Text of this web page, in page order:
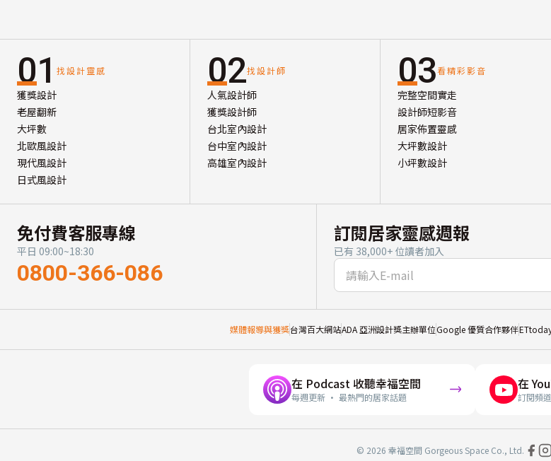
01 找設計靈感
獲獎設計
老屋翻新
大坪數
北歐風設計
現代風設計
日式風設計
02找設計師
人氣設計師
獲獎設計師
台北室內設計
台中室內設計
高雄室內設計
03看精彩影音
完整空間實走
設計師短影音
居家佈置靈感
大坪數設計
小坪數設計
免付費客服專線
平日 09:00~18:30
0800-366-086
訂閱居家靈感週報
已有 38,000+ 位讀者加入
媒體報導與獲獎台灣百大網站ADA 亞洲設計獎主辦單位Google 優質合作夥伴
在 Podcast 收聽幸福空間
每週更新 · 最熱門的居家話題
在
訂閱頻
© 2026 幸福空間 Gorgeous Space Co., Ltd.